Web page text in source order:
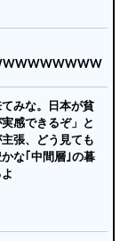
てみな。日本が貧
感できるぞ」と
張、どう見ても
な｢中間層｣の暮